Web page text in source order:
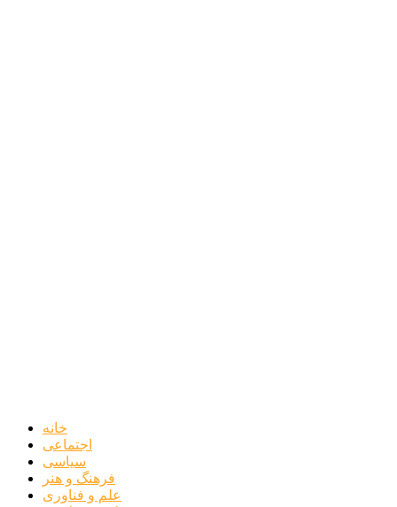
خانه
اجتماعی
سیاسی
فرهنگ و هنر
علم و فناوری